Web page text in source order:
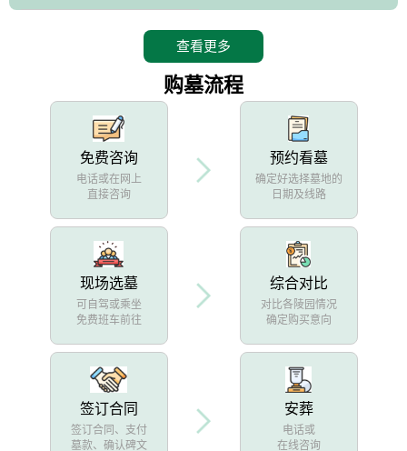
查看更多
购墓流程
免费咨询
电话或在网上
直接咨询
预约看墓
确定好选择墓地的
日期及线路
现场选墓
可自驾或乘坐
免费班车前往
综合对比
对比各陵园情况
确定购买意向
签订合同
签订合同、支付
墓款、确认碑文
安葬
电话或
在线咨询